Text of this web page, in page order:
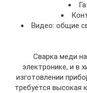
Видео: общие
Сварка меди
электронике, и в
изготовлении
требуется высокая